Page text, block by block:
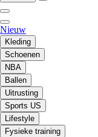
Nieuw
Kleding
Schoenen
NBA
Ballen
Uitrusting
Sports US
Lifestyle
Fysieke training